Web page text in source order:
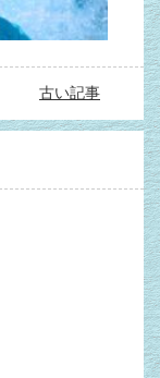
古い記事